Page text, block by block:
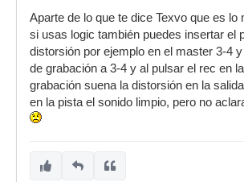
Aparte de lo que te dice Texvo que es lo
si usas logic también puedes insertar el
distorsión por ejemplo en el master 3-4
de grabación a 3-4 y al pulsar el rec en
grabación suena la distorsión en la
en la pista el sonido limpio, pero no